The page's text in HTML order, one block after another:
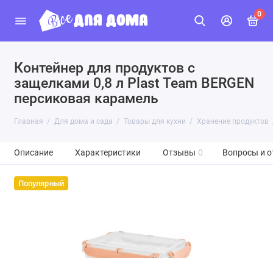
0
Контейнер для продуктов с
защелками 0,8 л Plast Team BERGEN
персиковая карамель
Главная Для дома и сада Товары для кухни Хранение продуктов
Описание Характеристики Отзывы 0 Вопросы и
Популярный